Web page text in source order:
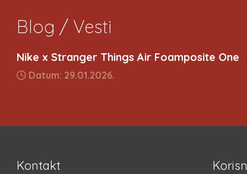
Blog / Vesti
Nike x Stranger Things Air Foamposite One
Datum: 29.01.2026.
Kontakt